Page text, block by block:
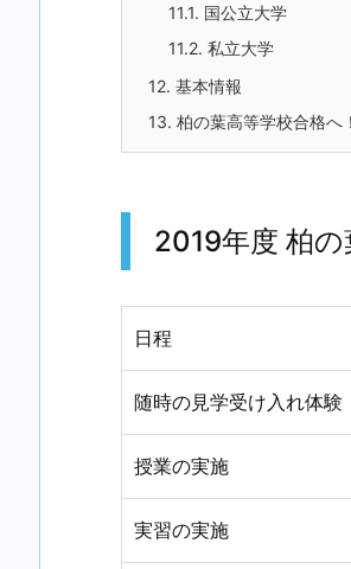
11.1. 国公立大学
11.2. 私立大学
12. 基本情報
13. 柏の葉高等学校合格へ
2019年度 柏
日程
随時の見学受け入れ体験
授業の実施
実習の実施